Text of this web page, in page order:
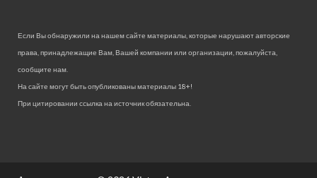
Если Вы обнаружили на нашем сайте материалы, которые нарушают авторские
права, принадлежащие Вам, Вашей компании или организации, пожалуйста,
сообщите нам.
На сайте могут быть опубликованы материалы 18+!
При цитировании ссылка на источник обязательна.